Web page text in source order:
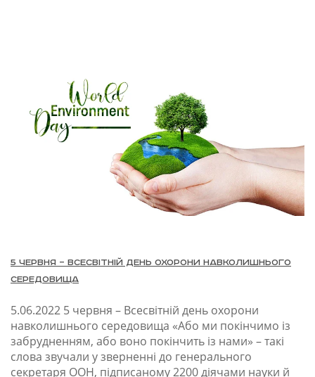
5 червня – Всесвітній день охорони навколишнього
середовища
5.06.2022 5 червня – Всесвітній день охорони
навколишнього середовища «Або ми покінчимо із
забрудненням, або воно покінчить із нами» – такі
слова звучали у зверненні до генерального
секретаря ООН, підписаному 2200 діячами науки й